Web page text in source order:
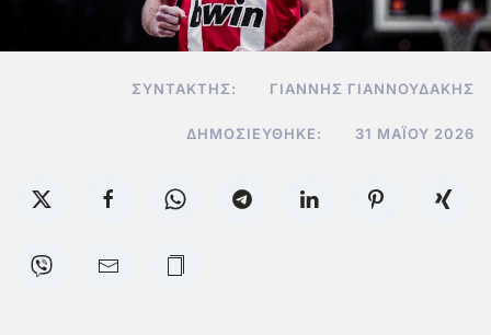
ΣΥΝΤΆΚΤΗΣ: ΓΙΆΝΝΗΣ ΓΙΑΝΝΟΥΔΆΚΗΣ
ΔΗΜΟΣΙΕΎΘΗΚΕ: 31 ΜΑΪ́ΟΥ 2026